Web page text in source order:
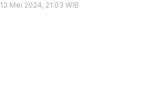
13 Mei 2024, 21:03 WIB